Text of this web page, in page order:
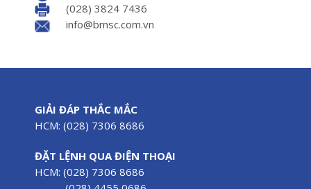
(028) 3824 7436
info@bmsc.com.vn
GIẢI ĐÁP THẮC MẮC
HCM: (028) 7306 8686
ĐẶT LỆNH QUA ĐIỆN THOẠI
HCM: (028) 7306 8686